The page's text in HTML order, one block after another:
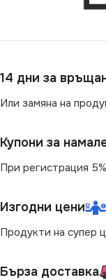
ЦВЕТНА
(K)
СВЕТЛИНЕН
(LM)
800
14 дни за
Или замяна на
Купони за
При регистрация
Изгодни цени
Продукти на супер
Бърза доставка